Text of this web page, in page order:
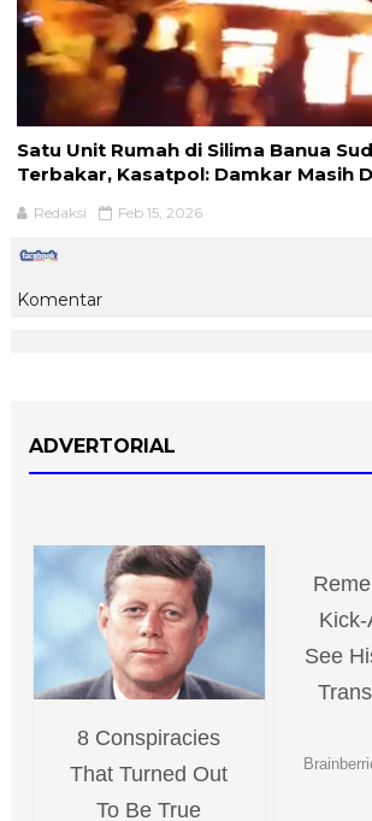
Satu Unit Rumah di Silima Banua
Terbakar, Kasatpol: Damkar Masih
Redaksi Feb 15, 2026
Komentar
ADVERTORIAL